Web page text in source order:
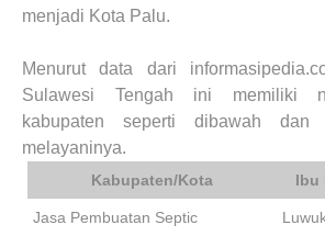
menjadi Kota Palu.
Menurut data dari
Sulawesi Tengah ini memiliki
kabupaten seperti dibawah
melayaninya.
Kabupaten/Kota Ibu
Jasa Pembuatan Septic